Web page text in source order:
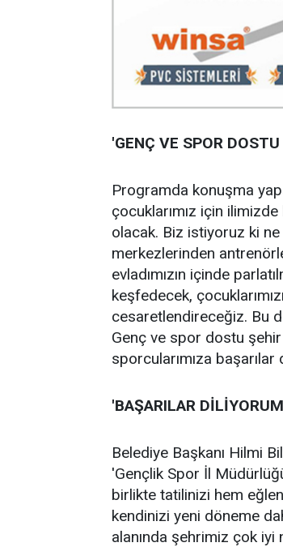
'GENÇ VE SPOR
Programda konuşma
çocuklarımız için
olacak. Biz istiyoruz ki
merkezlerinden
evladımızın içinde
keşfedecek,
cesaretlendireceğiz. Bu
Genç ve spor dostu
sporcularımıza
'BAŞARILAR
Belediye Başkanı Hilmi
'Gençlik Spor İl
birlikte tatilinizi hem
kendinizi yeni döneme
alanında şehrimiz çok